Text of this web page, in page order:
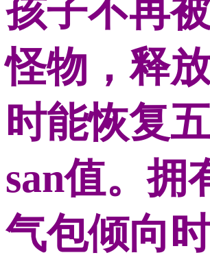
孩子不再
怪物，释
时能恢复
san值。拥
气包倾向